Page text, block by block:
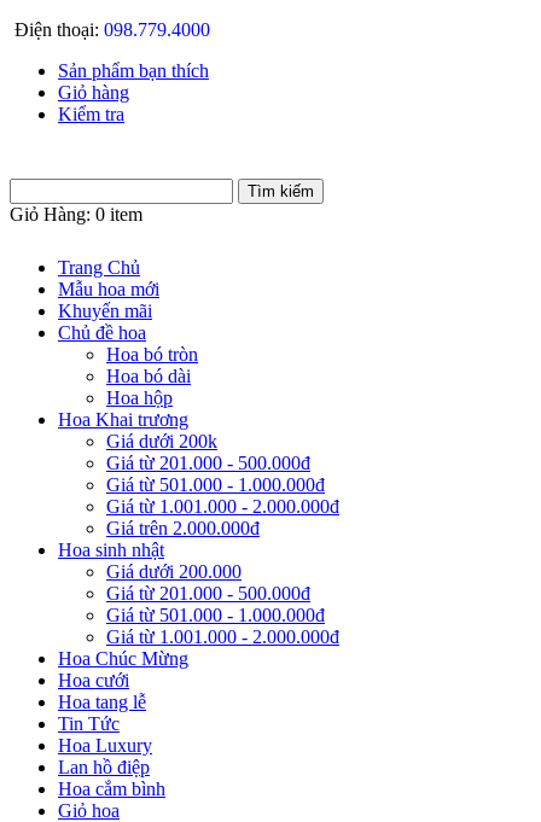
Điện thoại: 098.779.4000
Sản phẩm bạn thích
Giỏ hàng
Kiểm tra
Giỏ Hàng: 0 item
Trang Chủ
Mẫu hoa mới
Khuyến mãi
Chủ đề hoa
Hoa bó tròn
Hoa bó dài
Hoa hộp
Hoa Khai trương
Giá dưới 200k
Giá từ 201.000 - 500.000đ
Giá từ 501.000 - 1.000.000đ
Giá từ 1.001.000 - 2.000.000đ
Giá trên 2.000.000đ
Hoa sinh nhật
Giá dưới 200.000
Giá từ 201.000 - 500.000đ
Giá từ 501.000 - 1.000.000đ
Giá từ 1.001.000 - 2.000.000đ
Hoa Chúc Mừng
Hoa cưới
Hoa tang lễ
Tin Tức
Hoa Luxury
Lan hồ điệp
Hoa cắm bình
Giỏ hoa